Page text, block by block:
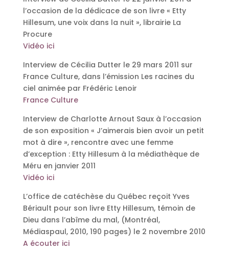
l’occasion de la dédicace de son livre « Etty
Hillesum, une voix dans la nuit », librairie La
Procure
Vidéo ici
Interview de Cécilia Dutter le 29 mars 2011 sur
France Culture, dans l’émission Les racines du
ciel animée par Frédéric Lenoir
France Culture
Interview de Charlotte Arnout Saux à l’occasion
de son exposition « J’aimerais bien avoir un petit
mot à dire », rencontre avec une femme
d’exception : Etty Hillesum à la médiathèque de
Méru en janvier 2011
Vidéo ici
L’office de catéchèse du Québec reçoit Yves
Bériault pour son livre Etty Hillesum, témoin de
Dieu dans l’abîme du mal, (Montréal,
Médiaspaul, 2010, 190 pages) le 2 novembre 2010
A écouter ici